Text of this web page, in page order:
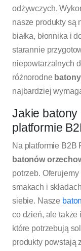
odżywczych.
nasze produkty są
białka, błonnika i
starannie
niepowtarzalnych
różnorodne
najbardziej
Jakie
platformie
Na platformie B2B
batonów
potrzeb. Oferujemy
smakach i
siebie. Nasze
co dzień, ale także
które potrzebują
produkty powstają